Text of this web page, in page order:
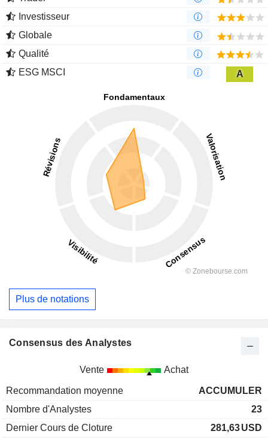
Investisseur
Globale
Qualité
ESG MSCI
A
Plus de notations
Consensus des Analystes
Vente Achat
Recommandation moyenne
ACCUMULER
Nombre d'Analystes
23
Dernier Cours de Cloture
281,63USD